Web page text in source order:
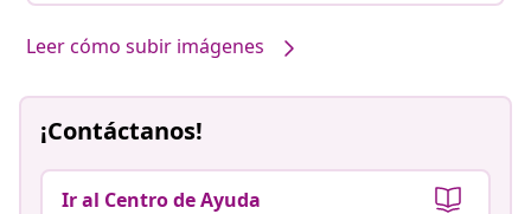
Leer cómo subir imágenes
¡Contáctanos!
Ir al Centro de Ayuda